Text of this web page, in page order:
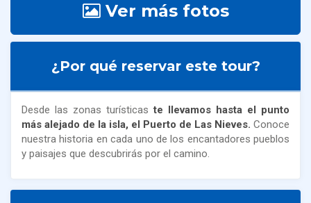
Ver más fotos
¿Por qué reservar este tour?
Desde las zonas turísticaste llevamos hasta el punto
más alejado de la isla, el Puerto de Las Nieves. Conoce
nuestra historia en cada uno de los encantadores pueblos
y paisajes que descubrirás por el camino.